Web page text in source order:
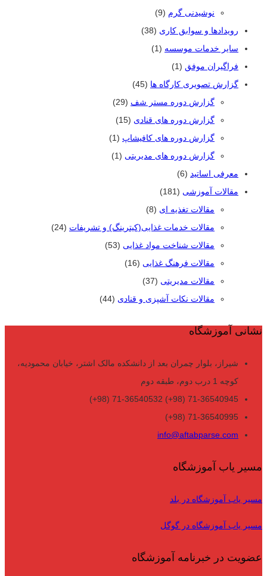
نوشیدنی گرم (9)
رویدادها و سوابق کاری (38)
سایر خدمات موسسه (1)
فراگیران موفق (1)
گزارش تصویری کارگاه ها (45)
گزارش دوره مستر شف (29)
گزارش دوره های قنادی (15)
گزارش دوره های کافیشاپ (1)
گزارش دوره های مدیریتی (1)
معرفی اساتید (6)
مقالات آموزشی (181)
مقالات تغذیه ای (8)
مقالات خدمات غذایی(کیترینگ) و تشریفات (24)
مقالات شناخت مواد غذایی (53)
مقالات فرهنگ غذایی (16)
مقالات مدیریتی (37)
مقالات نکات آشپزی و قنادی (44)
نشانی آموزشگاه
شیراز، بلوار چمران بعد از دانشکده مالک اشتر، خیابان محمودیه،
کوچه 1 درب دوم، طبقه دوم
71-36540945 (98+) 71-36540532 (98+)
71-36540995 (98+)
info@aftabparse.com
مسیر یاب آموزشگاه
مسیر یاب آموزشگاه در بلد
مسیر یاب آموزشگاه در گوگل
عضویت در خبرنامه آموزشگاه